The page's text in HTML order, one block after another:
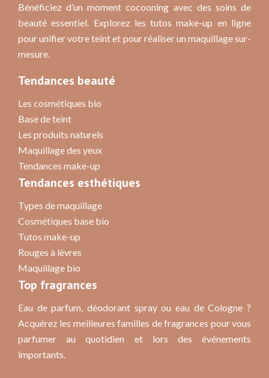
Bénéficiez d’un moment cocooning avec des soins de
beauté essentiel. Explorez les tutos make-up en ligne
pour unifier votre teint et pour réaliser un maquillage sur-
mesure.
Tendances beauté
Les cosmétiques bio
Base de teint
Les produits naturels
Maquillage des yeux
Tendances make-up
Tendances esthétiques
Types de maquillage
Cosmétiques base bio
Tutos make-up
Rouges à lèvres
Maquillage bio
Top fragrances
Eau de parfum, déodorant spray ou eau de Cologne ?
Acquérez les meilleures familles de fragrances pour vous
parfumer au quotidien et lors des événements
importants.